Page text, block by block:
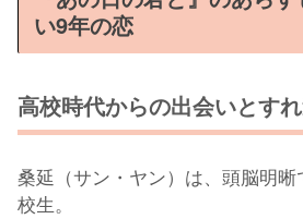
い9年の恋
高校時代からの出会いとす
桑延（サン・ヤン）は、頭脳明
校生。